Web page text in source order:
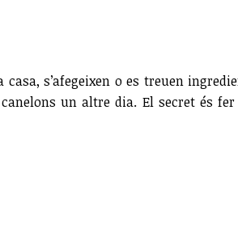
s’afegeixen o es treuen
un altre dia. El secret és